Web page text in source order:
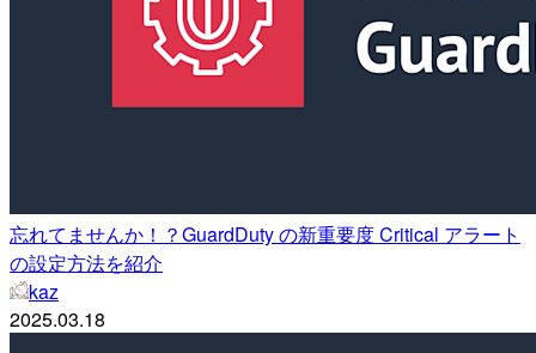
忘れてませんか！？GuardDuty の新重要度 Critical アラート
の設定方法を紹介
kaz
2025.03.18